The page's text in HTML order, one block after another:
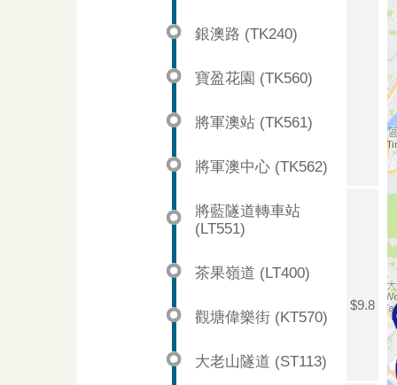
銀澳路 (TK240)
寶盈花園 (TK560)
將軍澳站 (TK561)
將軍澳中心 (TK562)
將藍隧道轉車站
(LT551)
$9.8
茶果嶺道 (LT400)
觀塘偉樂街 (KT570)
大老山隧道 (ST113)